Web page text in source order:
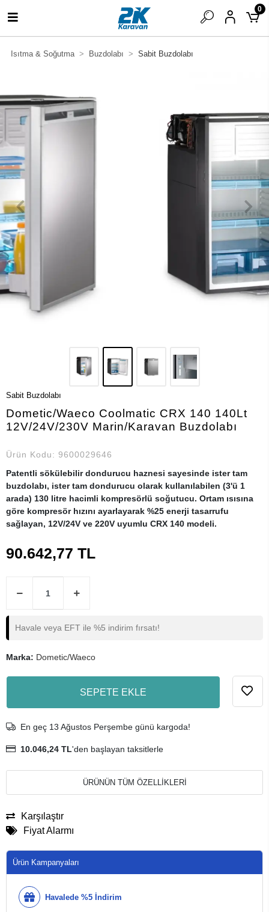
0
Isıtma & Soğutma Buzdolabı Sabit Buzdolabı
Sabit Buzdolabı
Dometic/Waeco Coolmatic CRX 140 140Lt
12V/24V/230V Marin/Karavan Buzdolabı
Ürün Kodu: 9600029646
Patentli sökülebilir dondurucu haznesi sayesinde ister tam
buzdolabı, ister tam dondurucu olarak kullanılabilen (3'ü 1
arada) 130 litre hacimli kompresörlü soğutucu. Ortam ısısına
göre kompresör hızını ayarlayarak %25 enerji tasarrufu
sağlayan, 12V/24V ve 220V uyumlu CRX 140 modeli.
90.642,77 TL
Havale veya EFT ile %5 indirim fırsatı!
Marka: Dometic/Waeco
SEPETE EKLE
En geç 13 Ağustos Perşembe günü kargoda!
10.046,24 TL'den başlayan taksitlerle
ÜRÜNÜN TÜM ÖZELLİKLERİ
Karşılaştır
Fiyat Alarmı
Ürün Kampanyaları
Havalede %5 İndirim